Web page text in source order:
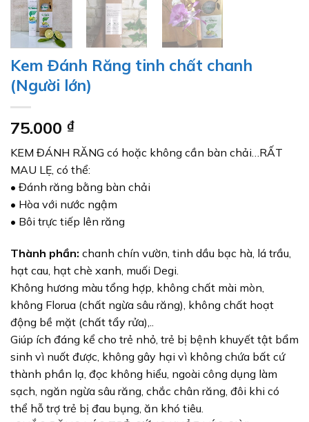
Kem Đánh Răng tinh chất chanh
(Người lớn)
75.000 ₫
KEM ĐÁNH RĂNG có hoặc không cần bàn chải…RẤT
MAU LẸ, có thể:
• Đánh răng bằng bàn chải
• Hòa với nước ngậm
• Bôi trực tiếp lên răng
Thành phần: chanh chín vườn, tinh dầu bạc hà, lá trầu,
hạt cau, hạt chè xanh, muối Degi.
Không hương màu tổng hợp, không chất mài mòn,
không Florua (chất ngừa sâu răng), không chất hoạt
động bề mặt (chất tẩy rửa),..
Giúp ích đáng kể cho trẻ nhỏ, trẻ bị bệnh khuyết tật bẩm
sinh vì nuốt được, không gây hại vì không chứa bất cứ
thành phần lạ, đọc không hiểu, ngoài công dụng làm
sạch, ngăn ngừa sâu răng, chắc chân răng, đôi khi có
thể hỗ trợ trẻ bị đau bụng, ăn khó tiêu.